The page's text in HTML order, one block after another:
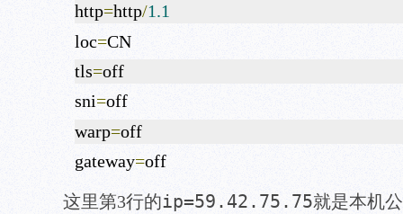
http=http/1.1
loc=CN
tls=off
sni=off
warp=off
gateway=off
这里第3行的ip=59.42.75.75就是本机